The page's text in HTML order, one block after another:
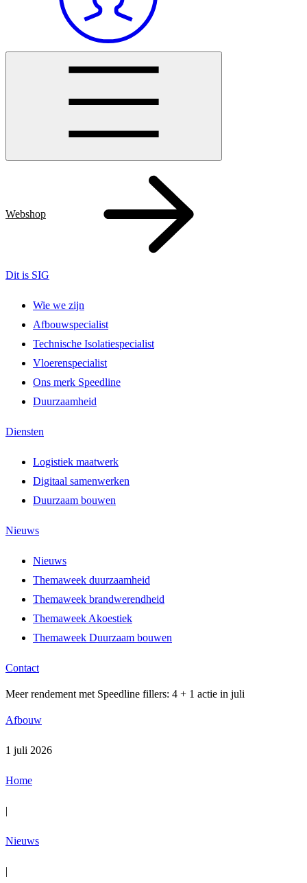
Webshop
Dit is SIG
Wie we zijn
Afbouwspecialist
Technische Isolatiespecialist
Vloerenspecialist
Ons merk Speedline
Duurzaamheid
Diensten
Logistiek maatwerk
Digitaal samenwerken
Duurzaam bouwen
Nieuws
Nieuws
Themaweek duurzaamheid
Themaweek brandwerendheid
Themaweek Akoestiek
Themaweek Duurzaam bouwen
Contact
Meer rendement met Speedline fillers: 4 + 1 actie in juli
Afbouw
1 juli 2026
Home
|
Nieuws
|